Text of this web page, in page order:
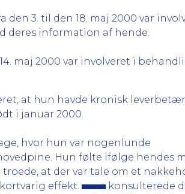
3. til den 18. maj 2000 var
deres information af hende.
maj 2000 var involveret i
at hun havde kronisk
i januar 2000.
hvor hun var nogenlunde
Hun følte ifølge hendes
at der var tale om et
effekt.
konsulterede